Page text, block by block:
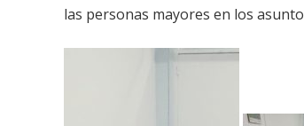
las personas mayores en los